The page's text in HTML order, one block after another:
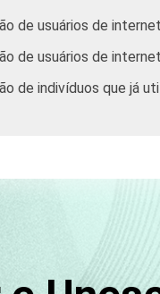
3 SM
de usuários de
de usuários de
de indivíduos que já